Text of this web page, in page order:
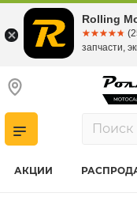
АКЦИИ
Rolling
☆☆☆☆☆
★★★★★
запчасти,